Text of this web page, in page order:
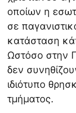
οποίων η
σε
κατάσταση
Ωστόσο στην
δεν
ιδιότυπο
τμήματος.